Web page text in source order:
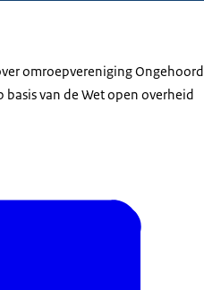
omroepvereniging Ongehoord
basis van de Wet open overheid